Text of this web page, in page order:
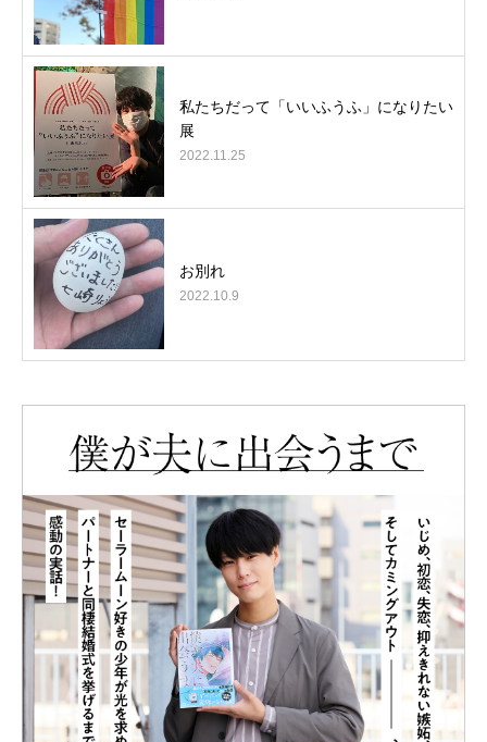
私たちだって「いいふうふ」になりたい
展
2022.11.25
お別れ
2022.10.9